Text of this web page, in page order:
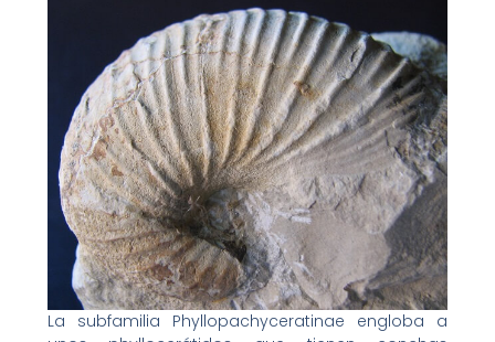
La subfamilia Phyllopachyceratinae engloba a